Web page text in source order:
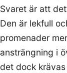
Svaret är att
Den är lekfull
promenader
ansträngning i
det dock